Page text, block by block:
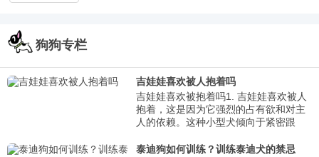
狗狗专栏
吉娃娃喜欢被人抱着吗
吉娃娃喜欢被抱着吗1. 吉娃娃喜欢被人
抱着，这是因为它强烈的占有欲和对主
人的依赖。这种小型犬倾向于紧密跟
泰迪狗如何训练？训练泰迪犬的禁忌